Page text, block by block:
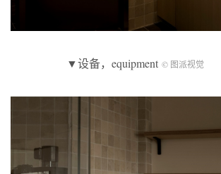
▼设备，equipment © 图派视觉